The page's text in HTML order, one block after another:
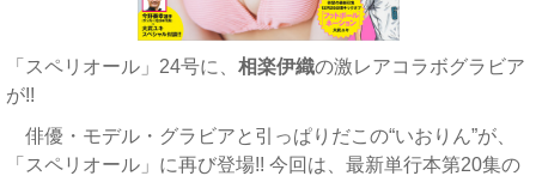
「スペリオール」24号に、 相楽伊織の激レアコラボグラビア
が!!
俳優・モデル・グラビアと引っぱりだこの“いおりん”が、
「スペリオール」に再び登場!! 今回は、最新単行本第20集の